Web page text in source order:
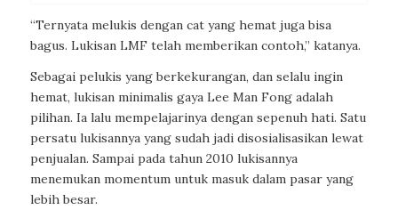
“Ternyata melukis dengan cat yang hemat juga bisa
bagus. Lukisan LMF telah memberikan contoh,” katanya.
Sebagai pelukis yang berkekurangan, dan selalu ingin
hemat, lukisan minimalis gaya Lee Man Fong adalah
pilihan. Ia lalu mempelajarinya dengan sepenuh hati. Satu
persatu lukisannya yang sudah jadi disosialisasikan lewat
penjualan. Sampai pada tahun 2010 lukisannya
menemukan momentum untuk masuk dalam pasar yang
lebih besar.